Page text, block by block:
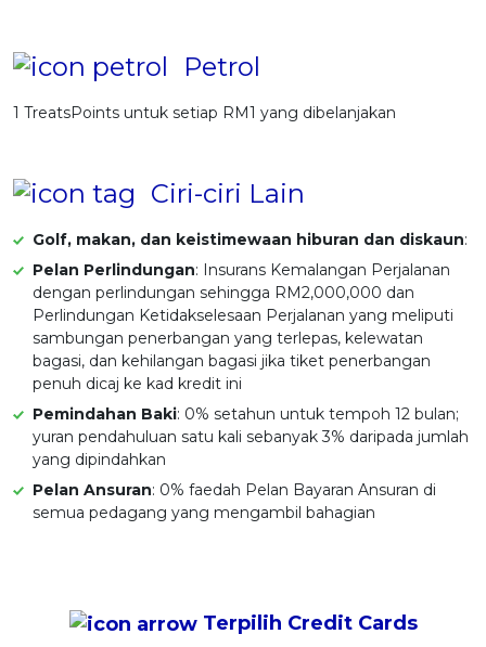
Petrol
1 TreatsPoints untuk setiap RM1 yang dibelanjakan
Ciri-ciri Lain
Golf, makan, dan keistimewaan hiburan dan diskaun:
Pelan Perlindungan: Insurans Kemalangan Perjalanan
dengan perlindungan sehingga RM2,000,000 dan
Perlindungan Ketidakselesaan Perjalanan yang meliputi
sambungan penerbangan yang terlepas, kelewatan
bagasi, dan kehilangan bagasi jika tiket penerbangan
penuh dicaj ke kad kredit ini
Pemindahan Baki: 0% setahun untuk tempoh 12 bulan;
yuran pendahuluan satu kali sebanyak 3% daripada jumlah
yang dipindahkan
Pelan Ansuran: 0% faedah Pelan Bayaran Ansuran di
semua pedagang yang mengambil bahagian
Terpilih Credit Cards